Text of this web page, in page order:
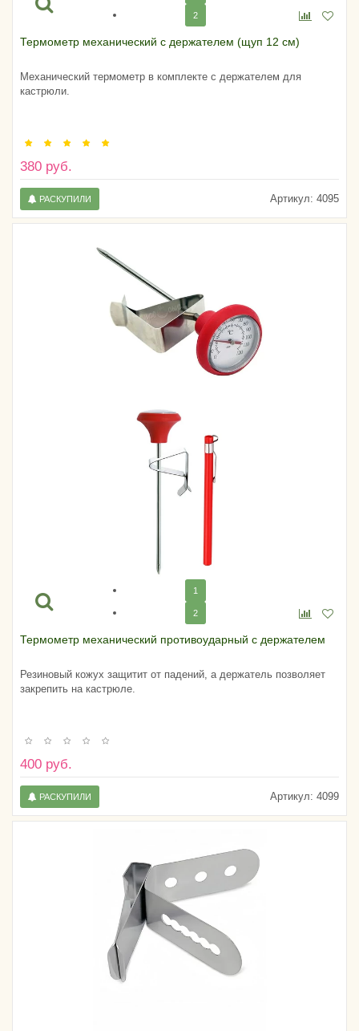
2
Термометр механический с держателем (щуп 12 см)
Механический термометр в комплекте с держателем для
кастрюли.
380 руб.
Артикул: 4095
РАСКУПИЛИ
1
2
Термометр механический противоударный с держателем
Резиновый кожух защитит от падений, а держатель позволяет
закрепить на кастрюле.
400 руб.
Артикул: 4099
РАСКУПИЛИ